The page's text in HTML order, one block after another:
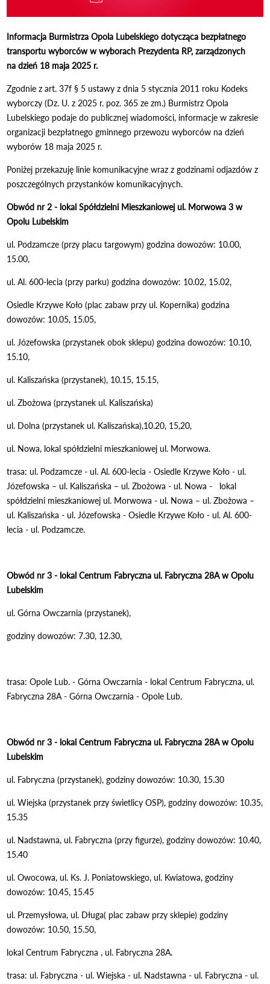
Informacja Burmistrza Opola Lubelskiegodotycząca bezpłatnego
transportu wyborców w wyborach Prezydenta RP, zarządzonych
na dzień 18 maja 2025 r.
Zgodnie z art. 37f § 5 ustawy z dnia 5 stycznia 2011 roku Kodeks
wyborczy (Dz. U. z 2025 r. poz. 365 ze zm.) Burmistrz Opola
Lubelskiego podaje do publicznej wiadomości, informacje w zakresie
organizacji bezpłatnego gminnego przewozu wyborców na dzień
wyborów 18 maja 2025 r.
Poniżej przekazuję linie komunikacyjne wraz z godzinami odjazdów z
poszczególnych przystanków komunikacyjnych.
Obwód nr 2 - lokal Spółdzielni Mieszkaniowej ul. Morwowa 3 w
Opolu Lubelskim
ul. Podzamcze (przy placu targowym) godzina dowozów: 10.00,
15.00,
ul. Al. 600-lecia (przy parku) godzina dowozów: 10.02, 15.02,
Osiedle Krzywe Koło (plac zabaw przy ul. Kopernika) godzina
dowozów: 10.05, 15.05,
ul. Józefowska (przystanek obok sklepu) godzina dowozów: 10.10,
15.10,
ul. Kaliszańska (przystanek), 10.15, 15.15,
ul. Zbożowa (przystanek ul. Kaliszańska)
ul. Dolna (przystanek ul. Kaliszańska),10.20, 15,20,
ul. Nowa, lokal spółdzielni mieszkaniowej ul. Morwowa.
trasa: ul. Podzamcze - ul. Al. 600-lecia - Osiedle Krzywe Koło - ul.
Józefowska – ul. Kaliszańska – ul. Zbożowa - ul. Nowa - lokal
spółdzielni mieszkaniowej ul. Morwowa - ul. Nowa – ul. Zbożowa –
ul. Kaliszańska - ul. Józefowska - Osiedle Krzywe Koło - ul. Al. 600-
lecia - ul. Podzamcze.
Obwód nr 3 - lokal Centrum Fabryczna ul. Fabryczna 28A w Opolu
Lubelskim
ul. Górna Owczarnia (przystanek),
godziny dowozów: 7.30, 12.30,
trasa: Opole Lub. - Górna Owczarnia - lokal Centrum Fabryczna, ul.
Fabryczna 28A - Górna Owczarnia - Opole Lub.
Obwód nr 3 - lokal Centrum Fabryczna ul. Fabryczna 28A w Opolu
Lubelskim
ul. Fabryczna (przystanek), godziny dowozów: 10.30, 15.30
ul. Wiejska (przystanek przy świetlicy OSP), godziny dowozów: 10.35,
15.35
ul. Nadstawna, ul. Fabryczna (przy figurze), godziny dowozów: 10.40,
15.40
ul. Owocowa, ul. Ks. J. Poniatowskiego, ul. Kwiatowa, godziny
dowozów: 10.45, 15.45
ul. Przemysłowa, ul. Długa( plac zabaw przy sklepie) godziny
dowozów: 10.50, 15.50,
lokal Centrum Fabryczna , ul. Fabryczna 28A.
trasa: ul. Fabryczna - ul. Wiejska - ul. Nadstawna - ul. Fabryczna - ul.